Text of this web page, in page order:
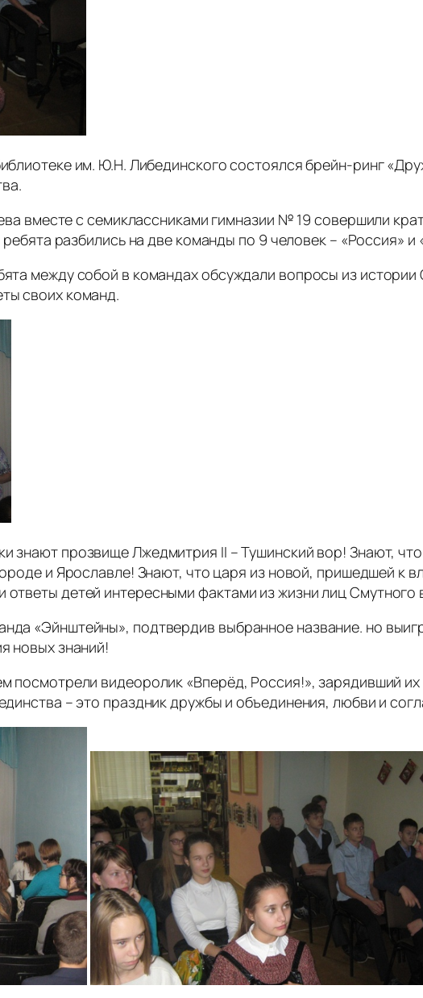
им. Ю.Н. Либединского состоялся брейн-ринг
вместе с семиклассниками гимназии № 19 совершили
разбились на две команды по 9 человек – «Россия»
между собой в командах обсуждали вопросы из
своих команд.
знают прозвище Лжедмитрия II – Тушинский вор! Знают,
и Ярославле! Знают, что царя из новой, пришедшей к
детей интересными фактами из жизни лиц Смутного
«Эйнштейны», подтвердив выбранное название. но
новых знаний!
посмотрели видеоролик «Вперёд, Россия!», зарядивший
– это праздник дружбы и объединения, любви и